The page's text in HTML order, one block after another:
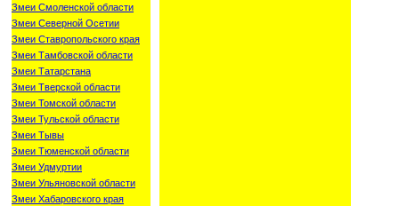
Змеи Смоленской области
Змеи Северной Осетии
Змеи Ставропольского края
Змеи Тамбовской области
Змеи Татарстана
Змеи Тверской области
Змеи Томской области
Змеи Тульской области
Змеи Тывы
Змеи Тюменской области
Змеи Удмуртии
Змеи Ульяновской области
Змеи Хабаровского края